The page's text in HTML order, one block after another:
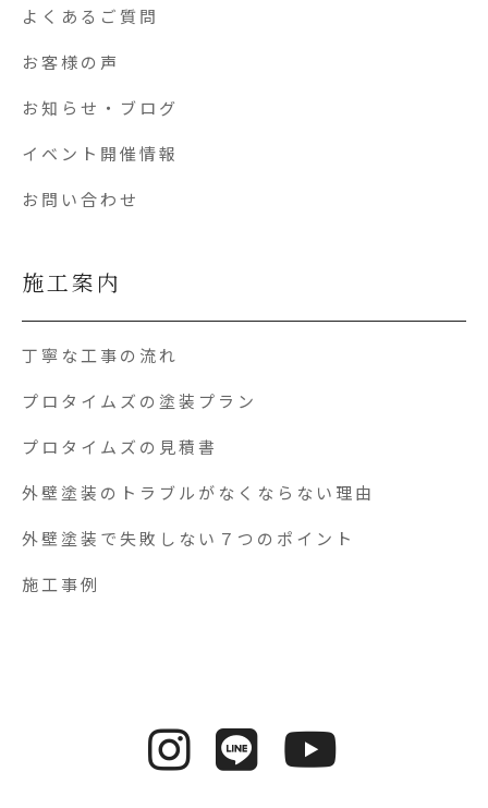
よくあるご質問
お客様の声
お知らせ・ブログ
イベント開催情報
お問い合わせ
施工案内
丁寧な工事の流れ
プロタイムズの塗装プラン
プロタイムズの見積書
外壁塗装のトラブルがなくならない理由
外壁塗装で失敗しない７つのポイント
施工事例